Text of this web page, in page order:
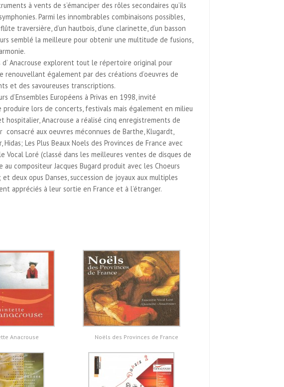
à vents de s’émanciper des rôles secondaires qu’ils
Parmi les innombrables combinaisons possibles,
traversière, d’un hautbois, d’une clarinette, d’un basson
semblé la meilleure pour obtenir une multitude de fusions,
d’ Anacrouse explorent tout le répertoire original pour
également par des créations d’oeuvres de
et des savoureuses transcriptions.
d’Ensembles Européens à Privas en 1998, invité
produire lors de concerts, festivals mais également en milieu
hospitalier, Anacrouse a réalisé cinq enregistrements de
consacré aux oeuvres méconnues de Barthe, Klugardt,
Hidas; Les Plus Beaux Noels des Provinces de France avec
Vocal Loré (classé dans les meilleures ventes de disques de
au compositeur Jacques Bugard produit avec les Choeurs
et deux opus Danses, succession de joyaux aux multiples
appréciés à leur sortie en France et à l’étranger.
Anacrouse Noëls des Provinces de France